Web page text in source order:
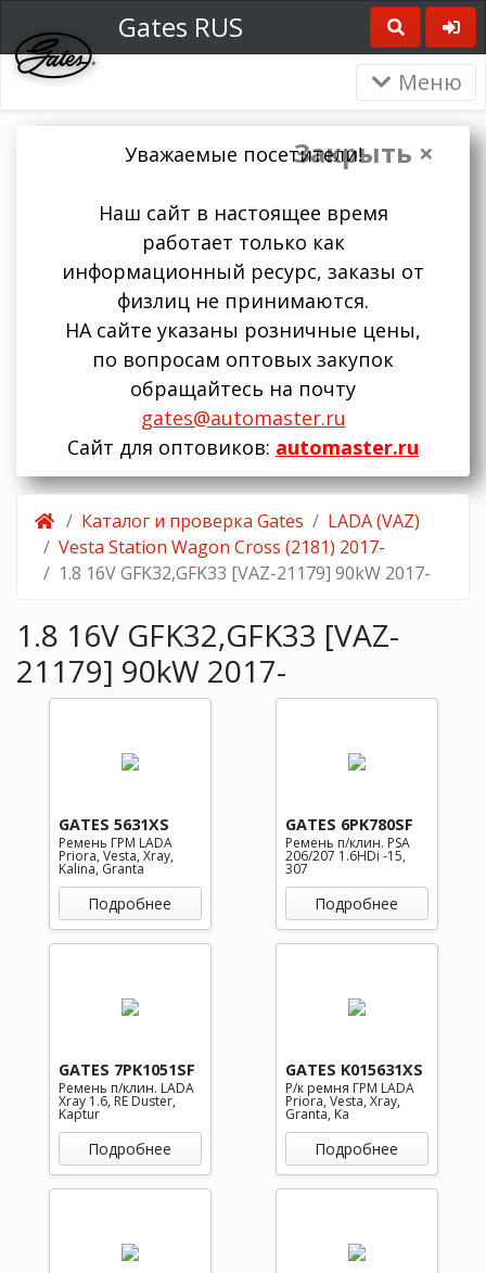
Gates RUS
Меню
Закрыть ×
Уважаемые посетители!
Наш сайт в настоящее время
работает только как
информационный ресурс, заказы от
физлиц не принимаются.
НА сайте указаны розничные цены,
по вопросам оптовых закупок
обращайтесь на почту
gates@automaster.ru
Сайт для оптовиков: automaster.ru
Каталог и проверка Gates
LADA (VAZ)
Vesta Station Wagon Cross (2181) 2017-
1.8 16V GFK32,GFK33 [VAZ-21179] 90kW 2017-
1.8 16V GFK32,GFK33 [VAZ-
21179] 90kW 2017-
GATES 5631XS
Ремень ГРМ LADA
Priora, Vesta, Xray,
Kalina, Granta
Подробнее
GATES 6PK780SF
Ремень п/клин. PSA
206/207 1.6HDi -15,
307
Подробнее
GATES 7PK1051SF
Ремень п/клин. LADA
Xray 1.6, RE Duster,
Kaptur
Подробнее
GATES K015631XS
Р/к ремня ГРМ LADA
Priora, Vesta, Xray,
Granta, Ka
Подробнее